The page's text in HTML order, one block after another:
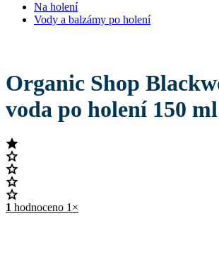
Na holení
Vody a balzámy po holení
Organic Shop
voda po holení 150 ml
1 hodnoceno 1×